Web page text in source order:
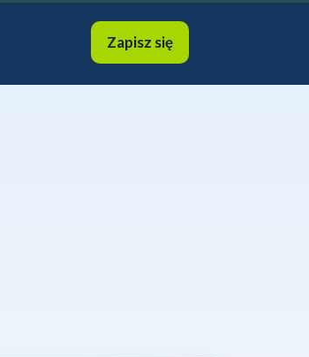
Zapisz się